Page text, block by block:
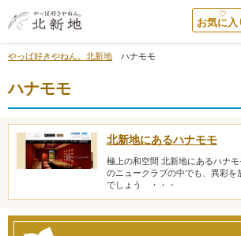
お気に入
やっぱ好きやねん。北新地 ハナモモ
ハナモモ
北新地にあるハナモモ
極上の和空間 北新地にあるハナ
のニュークラブの中でも、異彩を
でしょう ・・・